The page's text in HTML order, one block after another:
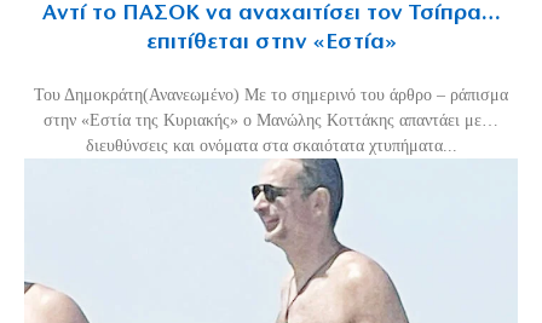
Αντί το ΠΑΣΟΚ να αναχαιτίσει τον Τσίπρα…
επιτίθεται στην «Εστία»
Του Δημοκράτη(Ανανεωμένο) Με το σημερινό του άρθρο – ράπισμα
στην «Εστία της Κυριακής» ο Μανώλης Κοττάκης απαντάει με…
διευθύνσεις και ονόματα στα σκαιότατα χτυπήματα...